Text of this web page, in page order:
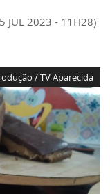
JUL 2023 - 11H28)
/ TV Aparecida